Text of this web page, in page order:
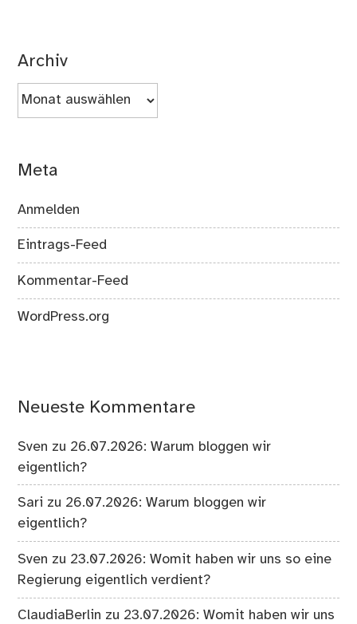
Archiv
Archiv
Meta
Anmelden
Eintrags-Feed
Kommentar-Feed
WordPress.org
Neueste Kommentare
Sven zu 26.07.2026: Warum bloggen wir
eigentlich?
Sari zu 26.07.2026: Warum bloggen wir
eigentlich?
Sven zu 23.07.2026: Womit haben wir uns so eine
Regierung eigentlich verdient?
ClaudiaBerlin zu 23.07.2026: Womit haben wir uns